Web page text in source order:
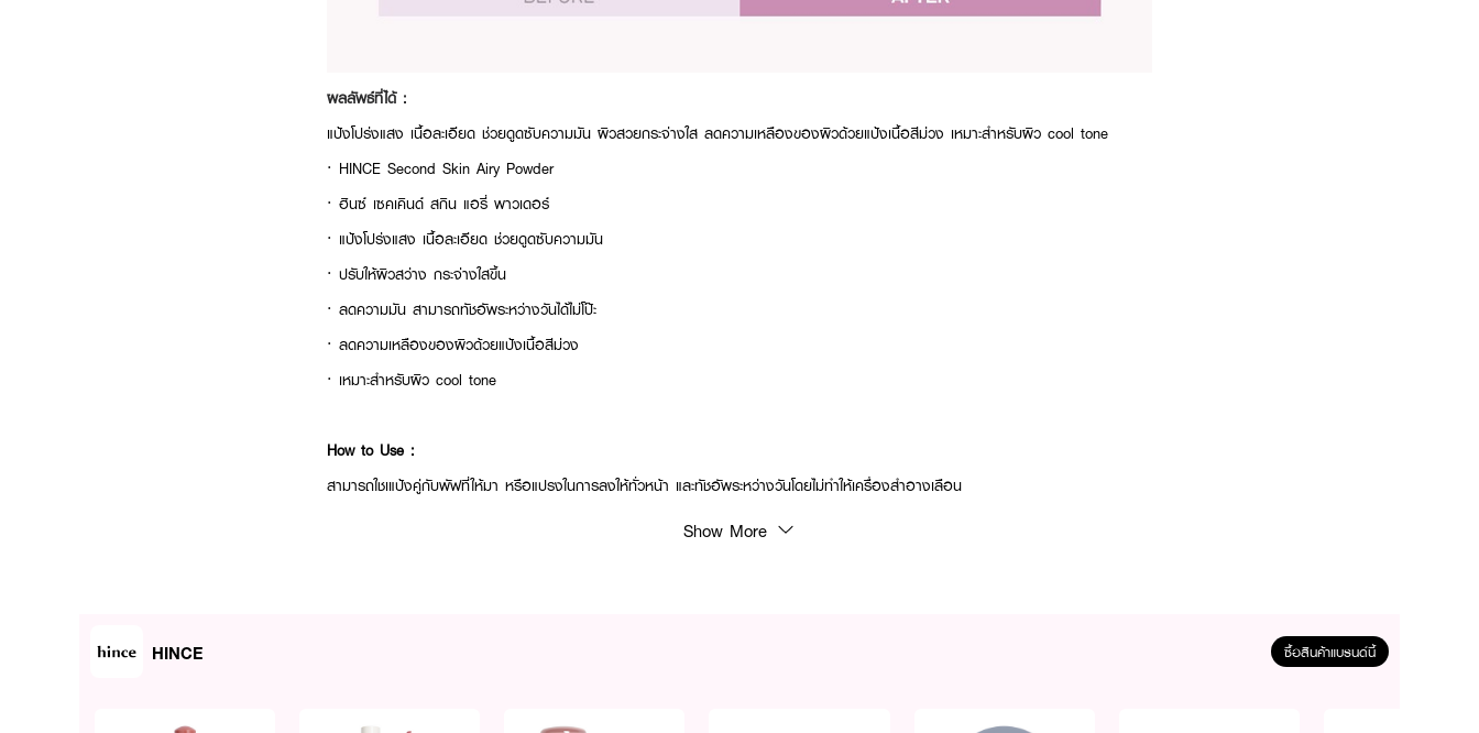
ผลลัพธ์ที่ได้ :
แป้งโปร่งแสง เนื้อละเอียด ช่วยดูดซับความมัน ผิวสวยกระจ่างใส ลดความเหลืองของผิวด้วยแป้งเนื้อสีม่วง เหมาะสำหรับผิว cool tone
· HINCE Second Skin Airy Powder
· ฮินซ์ เซคเคินด์ สกิน แอรี่ พาวเดอร์
· แป้งโปร่งแสง เนื้อละเอียด ช่วยดูดซับความมัน
· ปรับให้ผิวสว่าง กระจ่างใสขึ้น
· ลดความมัน สามารถทัชอัพระหว่างวันได้ไม่โป๊ะ
· ลดความเหลืองของผิวด้วยแป้งเนื้อสีม่วง
· เหมาะสำหรับผิว cool tone
How to Use :
สามารถใชเแป้งคู่กับพัฟที่ให้มา หรือแปรงในการลงให้ทั่วหน้า และทัชอัพระหว่างวันโดยไม่ทำให้เครื่องสำอางเลือน
Show More
HINCE ซื้อสินค้าแบรนด์นี้